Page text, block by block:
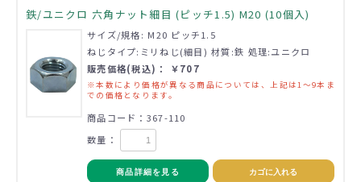
鉄/ユニクロ 六角ナット細目 (ピッチ1.5) M20 (10個入)
サイズ/規格: M20 ピッチ1.5
ねじタイプ:ミリねじ(細目) 材質:鉄 処理:ユニクロ
販売価格(税込)： ￥707
※本数により価格が異なる商品については、上記は1～9本ま
での価格となります。
商品コード：367-110
数量：
商品詳細を見る カゴに入れる